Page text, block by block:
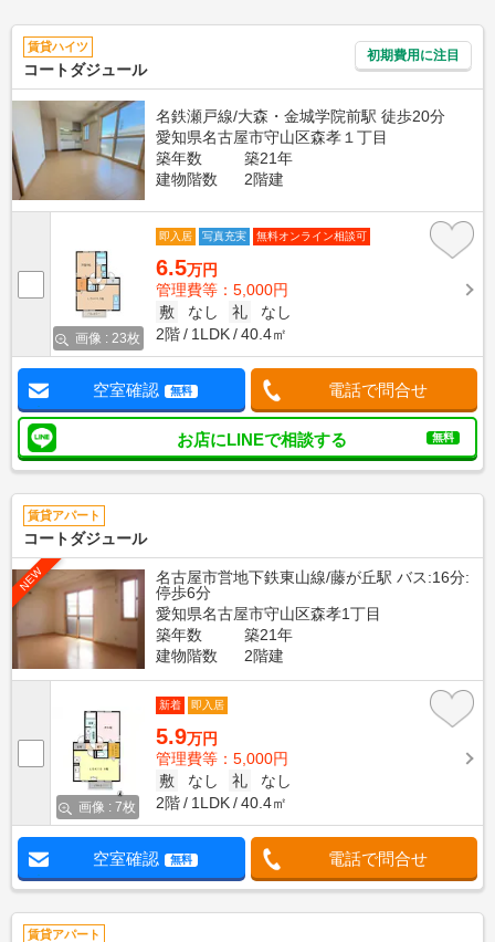
賃貸ハイツ
コートダジュール
初期費用に注目
名鉄瀬戸線/大森・金城学院前駅 徒歩20分
愛知県名古屋市守山区森孝１丁目
築年数
築21年
建物階数
2階建
画像 : 23枚
即入居 写真充実 無料オンライン相談可
6.5万円
管理費等：5,000円
敷
なし 礼
なし
2階
1LDK 40.4㎡
空室確認 無料 電話で問合せ
お店にLINEで相談する 無料
賃貸アパート
コートダジュール
NEW
名古屋市営地下鉄東山線/藤が丘駅 バス:16分:
停歩6分
愛知県名古屋市守山区森孝1丁目
築年数
築21年
建物階数
2階建
画像 : 7枚
新着 即入居
5.9万円
管理費等：5,000円
敷
なし 礼
なし
2階
1LDK 40.4㎡
空室確認 無料 電話で問合せ
賃貸アパート